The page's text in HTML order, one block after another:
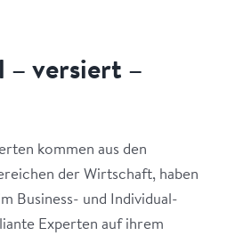
– versiert –
kommen aus den
der Wirtschaft, haben
Business- und Individual-
Experten auf ihrem